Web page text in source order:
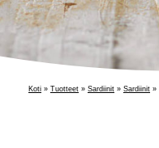
Koti » Tuotteet » Sardiinit » Sardiinit »